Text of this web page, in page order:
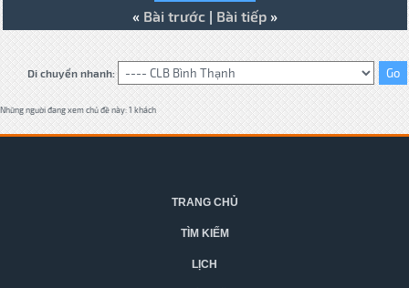
« Bài trước| Bài tiếp»
Di chuyển nhanh:
Những người đang xem chủ đề này: 1 khách
TRANG CHỦ
TÌM KIẾM
LỊCH